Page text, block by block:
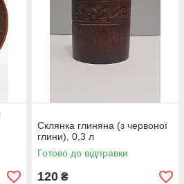
Склянка глиняна (з червоної
глини), 0,3 л
Готово до відправки
120 ₴